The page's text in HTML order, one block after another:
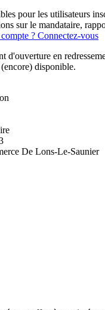
pour les utilisateurs
sur le mandataire,
? Connectez-vous
d'ouverture en
disponible.
De Lons-Le-Saunier